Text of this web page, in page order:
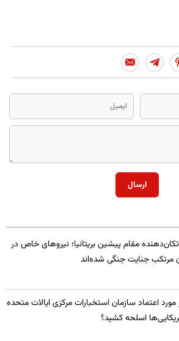
ارسال
مقام پیشین بریتانیا؛ نیروهای خاص در
مرتکب جنایت جنگی شده‌اند
اعتماد سازمان استخبارات مرکزی ایالات متحده
اسلحه کشید؟